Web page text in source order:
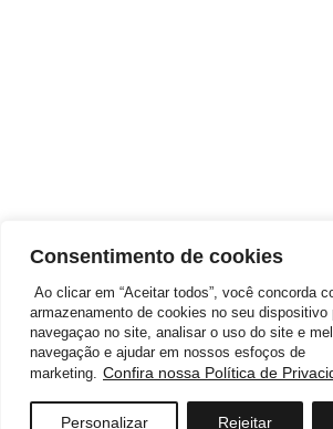
Consentimento de cookies
Ao clicar em “Aceitar todos”, você concorda
armazenamento de cookies no seu dispositivo
navegaçao no site, analisar o uso do site e
navegação e ajudar em nossos esfoços de
marketing. Confira nossa Política de
Personalizar Rejeitar
Desenvolvido por
©2026 KEHOME COMERCIO DE
12.571.333/0001-50